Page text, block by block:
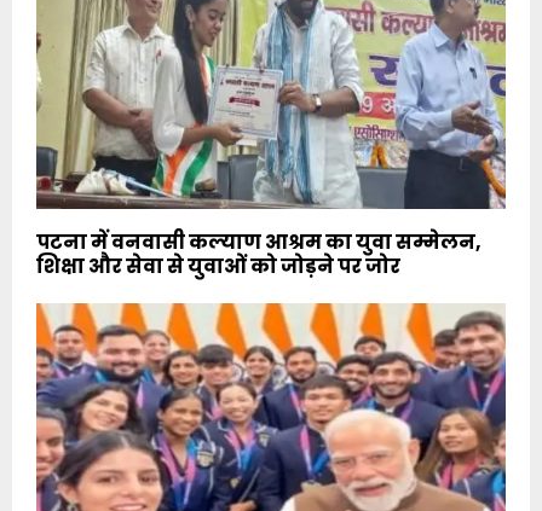
पटना में वनवासी कल्याण आश्रम का युवा सम्मेलन,
शिक्षा और सेवा से युवाओं को जोड़ने पर जोर